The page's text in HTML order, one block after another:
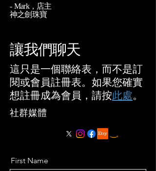
- Mark，店主
神之劍珠寶
讓我們聊天
這只是一個聯絡表，而不是訂
閱或會員註冊表。如果您確實
想註冊成為會員，請按此處。
社群媒體
First Name